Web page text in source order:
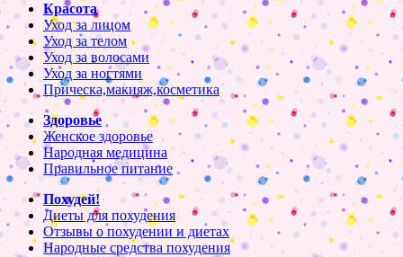
Красота
Уход за лицом
Уход за телом
Уход за волосами
Уход за ногтями
Прическа,макияж,косметика
Здоровье
Женское здоровье
Народная медицина
Правильное питание
Похудей!
Диеты для похудения
Отзывы о похудении и диетах
Народные средства похудения